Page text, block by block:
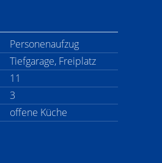
Personenaufzug
Tiefgarage, Freiplatz
11
3
offene Küche